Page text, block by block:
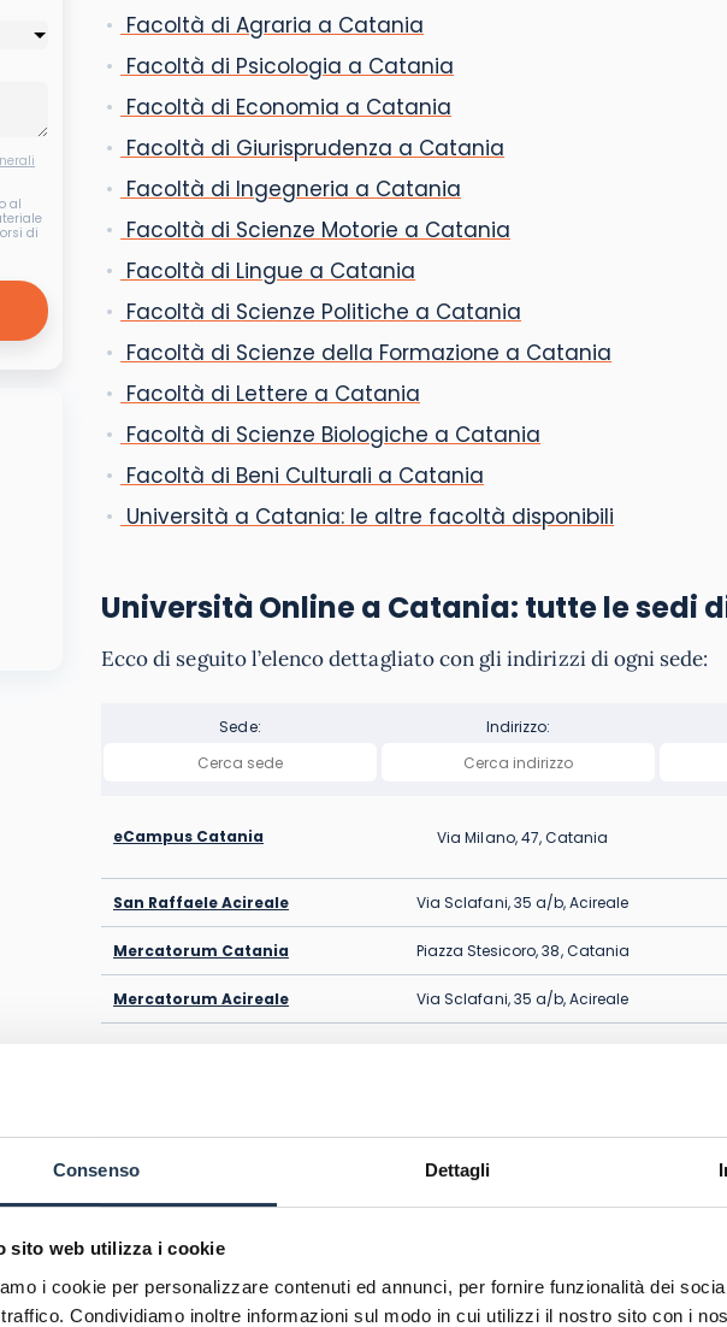
Consenso Dettagli
sito web utilizza i cookie
i cookie per personalizzare contenuti ed annunci, per fornire funzionalità dei
Condividiamo inoltre informazioni sul modo in cui utilizzi il nostro sito con i
al
di
Facoltà di Agraria a Catania
Facoltà di Psicologia a Catania
Facoltà di Economia a Catania
Facoltà di Giurisprudenza a Catania
Facoltà di Ingegneria a Catania
Facoltà di Scienze Motorie a Catania
Facoltà di Lingue a Catania
Facoltà di Scienze Politiche a Catania
Facoltà di Scienze della Formazione a Catania
Facoltà di Lettere a Catania
Facoltà di Scienze Biologiche a Catania
Facoltà di Beni Culturali a Catania
Università a Catania: le altre facoltà disponibili
Università Online a Catania: tutte le sedi
Ecco di seguito l’elenco dettagliato con gli indirizzi di ogni sede:
Sede: Indirizzo:
eCampus Catania Via Milano, 47, Catania
San Raffaele Acireale Via Sclafani, 35 a/b, Acireale
Mercatorum Catania Piazza Stesicoro, 38, Catania
Mercatorum Acireale Via Sclafani, 35 a/b, Acireale
Unipegaso Caltagirone Via Abate Meli, 3, Caltagirone
Uninettuno Catania Via Imperia, 21, Catania